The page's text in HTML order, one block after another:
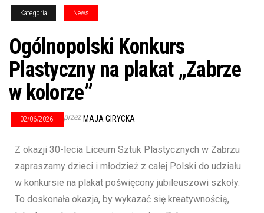
Kategoria News
Ogólnopolski Konkurs
Plastyczny na plakat „Zabrze
w kolorze”
02/06/2026 przez MAJA GIRYCKA
Z okazji 30-lecia Liceum Sztuk Plastycznych w Zabrzu
zapraszamy dzieci i młodzież z całej Polski do udziału
w konkursie na plakat poświęcony jubileuszowi szkoły.
To doskonała okazja, by wykazać się kreatywnością,